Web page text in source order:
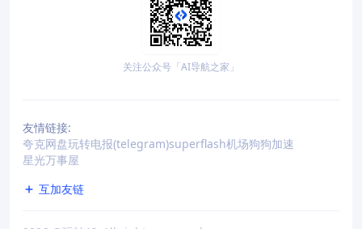
关注公众号「AI导航之家」
友情链接:
夸克网盘玩转电报(telegram)superflash机场狗狗加速
星光万事屋
互加友链